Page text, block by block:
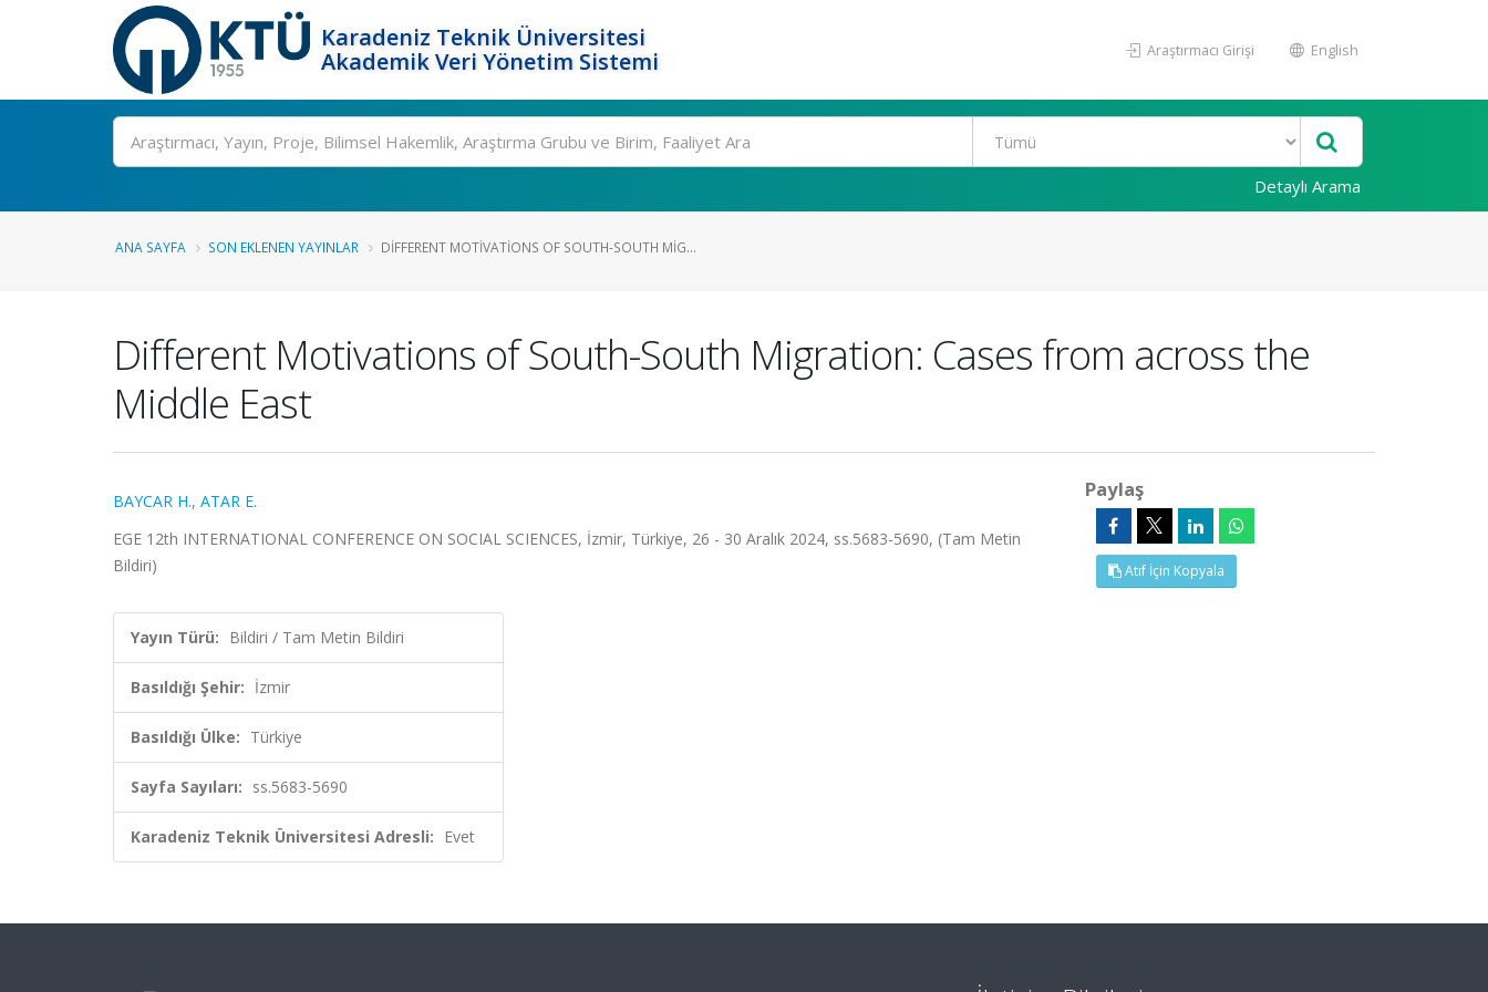
Karadeniz Teknik Üniversitesi
Akademik Veri Yönetim Sistemi
Araştırmacı Girişi English
Ara
Detaylı Arama
ANA SAYFA SON EKLENEN YAYINLAR DIFFERENT MOTIVATIONS OF SOUTH-SOUTH MIG...
Different Motivations of South-South Migration: Cases from across the
Middle East
BAYCAR H., ATAR E.
EGE 12th INTERNATIONAL CONFERENCE ON SOCIAL SCIENCES, İzmir, Türkiye, 26 - 30 Aralık 2024, ss.5683-5690, (Tam Metin
Bildiri)
Yayın Türü: Bildiri / Tam Metin Bildiri
Basıldığı Şehir: İzmir
Basıldığı Ülke: Türkiye
Sayfa Sayıları: ss.5683-5690
Karadeniz Teknik Üniversitesi Adresli: Evet
Paylaş
Atıf İçin Kopyala